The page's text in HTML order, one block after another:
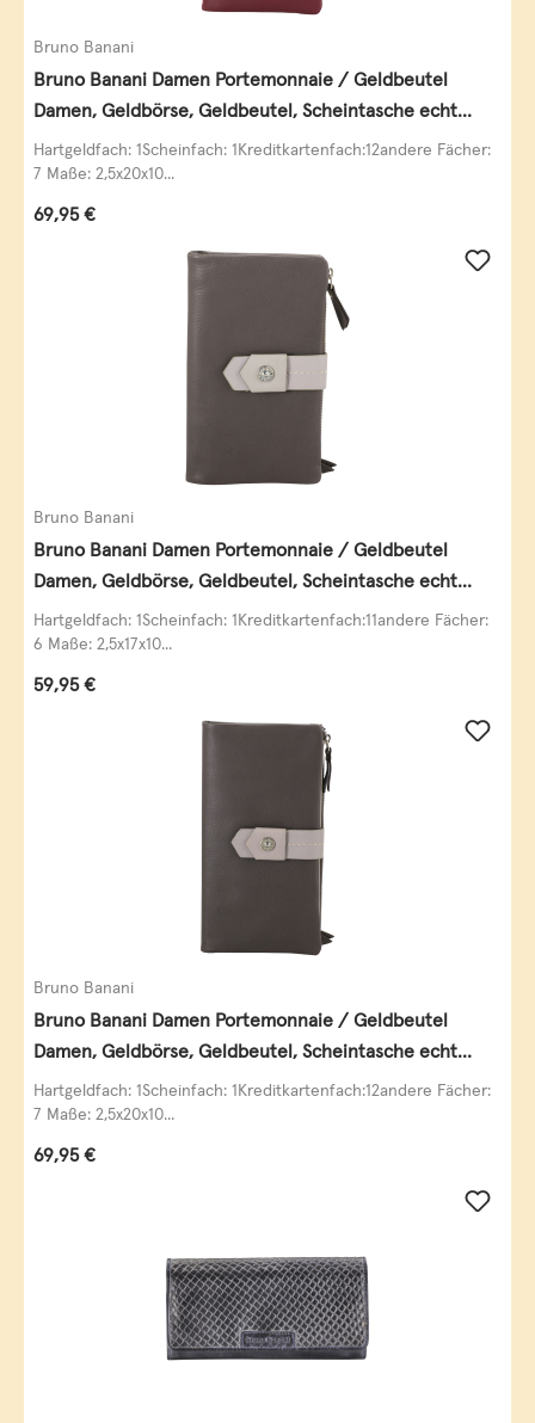
Bruno Banani
Bruno Banani Damen Portemonnaie / Geldbeutel
Damen, Geldbörse, Geldbeutel, Scheintasche echt
Leder
Hartgeldfach: 1Scheinfach: 1Kreditkartenfach:12andere Fächer:
7 Maße: 2,5x20x10...
Regulärer Preis:
69,95 €
Bruno Banani
Bruno Banani Damen Portemonnaie / Geldbeutel
Damen, Geldbörse, Geldbeutel, Scheintasche echt
Leder
Hartgeldfach: 1Scheinfach: 1Kreditkartenfach:11andere Fächer:
6 Maße: 2,5x17x10...
Regulärer Preis:
59,95 €
Bruno Banani
Bruno Banani Damen Portemonnaie / Geldbeutel
Damen, Geldbörse, Geldbeutel, Scheintasche echt
Leder
Hartgeldfach: 1Scheinfach: 1Kreditkartenfach:12andere Fächer:
7 Maße: 2,5x20x10...
Regulärer Preis:
69,95 €